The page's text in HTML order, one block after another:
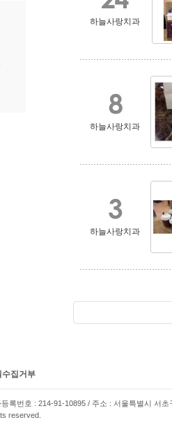
하늘사랑치과
하늘사랑치과
하늘사랑치과
수집거부
록번호 : 214-91-10895 / 주소 : 서울특별시 서
reserved.